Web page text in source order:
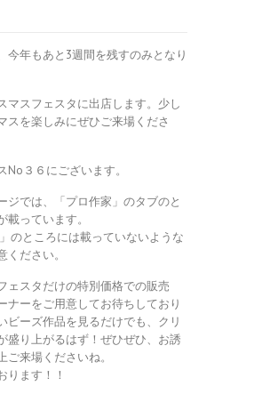
今年もあと3週間を残すのみとなり
マスフェスタに出店します。少し
スを楽しみにぜひご来場くださ
No３６にございます。
ジでは、「プロ作家」のタブのと
載っています。
」のところには載っていないような
ください。
ェスタだけの特別価格での販売
ナーをご用意してお待ちしており
ビーズ作品を見るだけでも、クリ
盛り上がるはず！ぜひぜひ、お誘
ご来場くださいね。
ります！！